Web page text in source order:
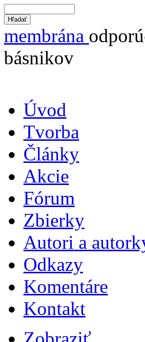
membrána
básnikov
Úvod
Tvorba
Články
Akcie
Fórum
Zbierky
Autori a
Odkazy
Komentáre
Kontakt